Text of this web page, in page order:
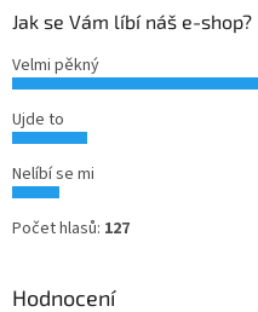
Jak se Vám líbí náš e-shop?
Velmi pěkný
Ujde to
Nelíbí se mi
Počet hlasů: 127
Hodnocení